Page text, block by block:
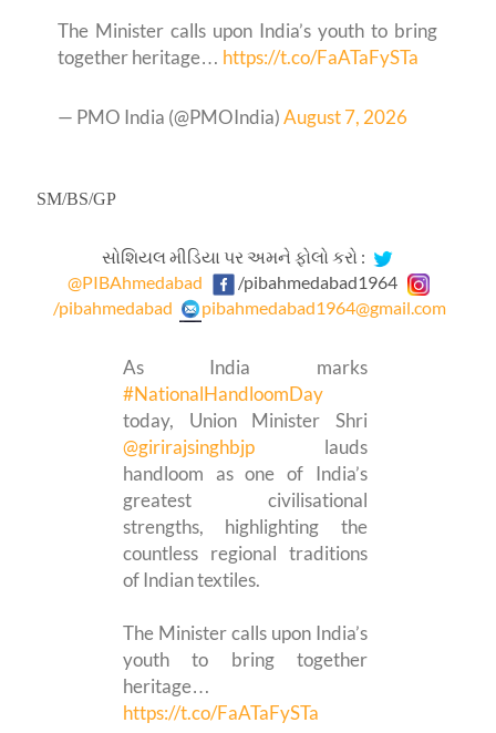
The Minister calls upon India’s youth to bring
together heritage… https://t.co/FaATaFySTa
— PMO India (@PMOIndia)August 7, 2026
SM/BS/GP
સોશિયલ મીડિયા પર અમને ફોલો કરો :
@PIBAhmedabad
/pibahmedabad1964
/pibahmedabad
pibahmedabad1964@gmail.com
As India marks
#NationalHandloomDay
today, Union Minister Shri
@girirajsinghbjp lauds
handloom as one of India’s
greatest civilisational
strengths, highlighting the
countless regional traditions
of Indian textiles.
The Minister calls upon India’s
youth to bring together
heritage…
https://t.co/FaATaFySTa